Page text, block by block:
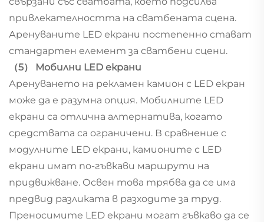
привлекателността на сватбената сцена.
Аренуваните LED екрани постепенно стават
стандартен елемент за сватбени сцени.
（5） Мобилни LED екрани
Аренуването на рекламен камион с LED екран
може да е разумна опция. Мобилните LED
екрани са отлична алтернатива, когато
средствата са ограничени. В сравнение с
модулните LED екрани, камионите с LED
екрани имат по-гъвкави маршрути на
придвижване. Освен това трябва да се има
предвид разликата в разходите за труд.
Преносимите LED екрани могат гъвкаво да се